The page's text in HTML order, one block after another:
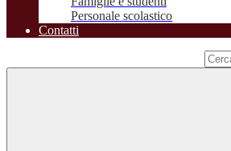
Personale scolastico
Contatti